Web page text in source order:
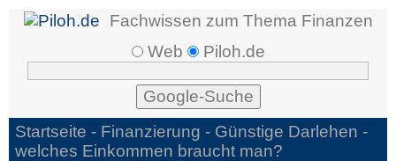
Fachwissen zum Thema Finanzen
Web
Piloh.de
Startseite - Finanzierung - Günstige Darlehen -
welches Einkommen braucht man?